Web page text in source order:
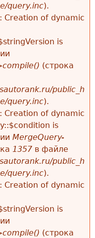
query.inc).
: Creation of dynamic
is
(строка
public_h
query.inc).
: Creation of dynamic
is
MergeQuery-
1357 в файле
public_h
query.inc).
: Creation of dynamic
is
(строка